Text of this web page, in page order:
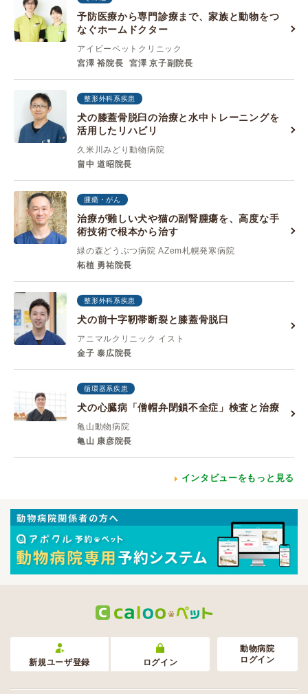
予防医療から専門診療まで、家族と動物をつ
なぐホームドクター
アイビーペットクリニック
宮澤 裕院長
宮澤 京子副院長
整形外科系疾患
犬の膝蓋骨脱臼の治療と水中トレーニングを
活用したリハビリ
久米川みどり動物病院
畠中 道昭院長
腫瘍・がん
治療が難しい犬や猫の副腎腫瘍を、高度な手
術技術で根本から治す
緑の森どうぶつ病院 AZem札幌発寒病院
柘植 勇祐院長
整形外科系疾患
犬の前十字靭帯断裂と膝蓋骨脱臼
アニマルクリニック イスト
金子 泰広院長
循環器系疾患
犬の心臓病「僧帽弁閉鎖不全症」検査と治療
亀山動物病院
亀山 康彦院長
インタビューをもっと見る
新規ユーザ登録 ログイン
動物病院
ログイン